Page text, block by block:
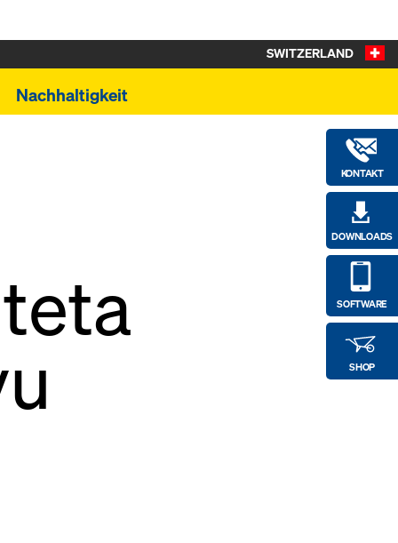
Nachhaltigkeit
KONTAKT
DOWNLOADS
SOFTWARE
SHOP
SWITZERLAND